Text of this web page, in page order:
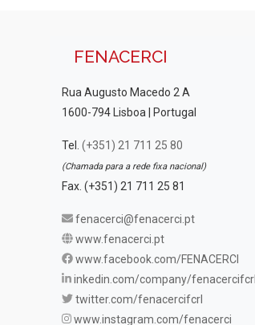
FENACERCI
Rua Augusto Macedo 2 A
1600-794 Lisboa | Portugal
Tel. (+351) 21 711 25 80
(Chamada para a rede fixa nacional)
Fax. (+351) 21 711 25 81
fenacerci@fenacerci.pt
www.fenacerci.pt
www.facebook.com/FENACERCI
inkedin.com/company/fenacercifcrl
twitter.com/fenacercifcrl
www.instagram.com/fenacerci